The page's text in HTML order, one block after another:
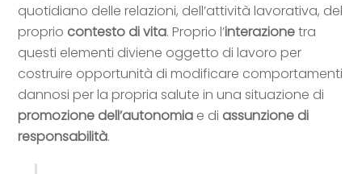
quotidiano delle relazioni, dell’attività lavorativa, del
proprio contesto di vita. Proprio l’interazionetra
questi elementi diviene oggetto di lavoro per
costruire opportunità di modificare comportamenti
dannosi per la propria salute in una situazione di
promozione dell’autonomia e di assunzione di
responsabilità.